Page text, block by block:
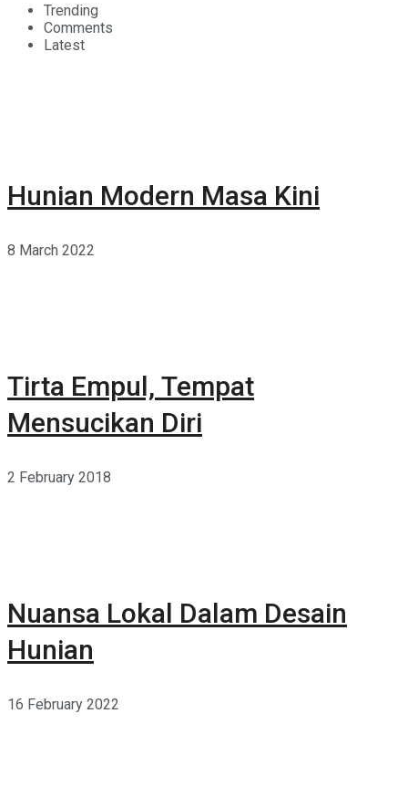
Trending
Comments
Latest
Hunian Modern Masa Kini
8 March 2022
Tirta Empul, Tempat
Mensucikan Diri
2 February 2018
Nuansa Lokal Dalam Desain
Hunian
16 February 2022